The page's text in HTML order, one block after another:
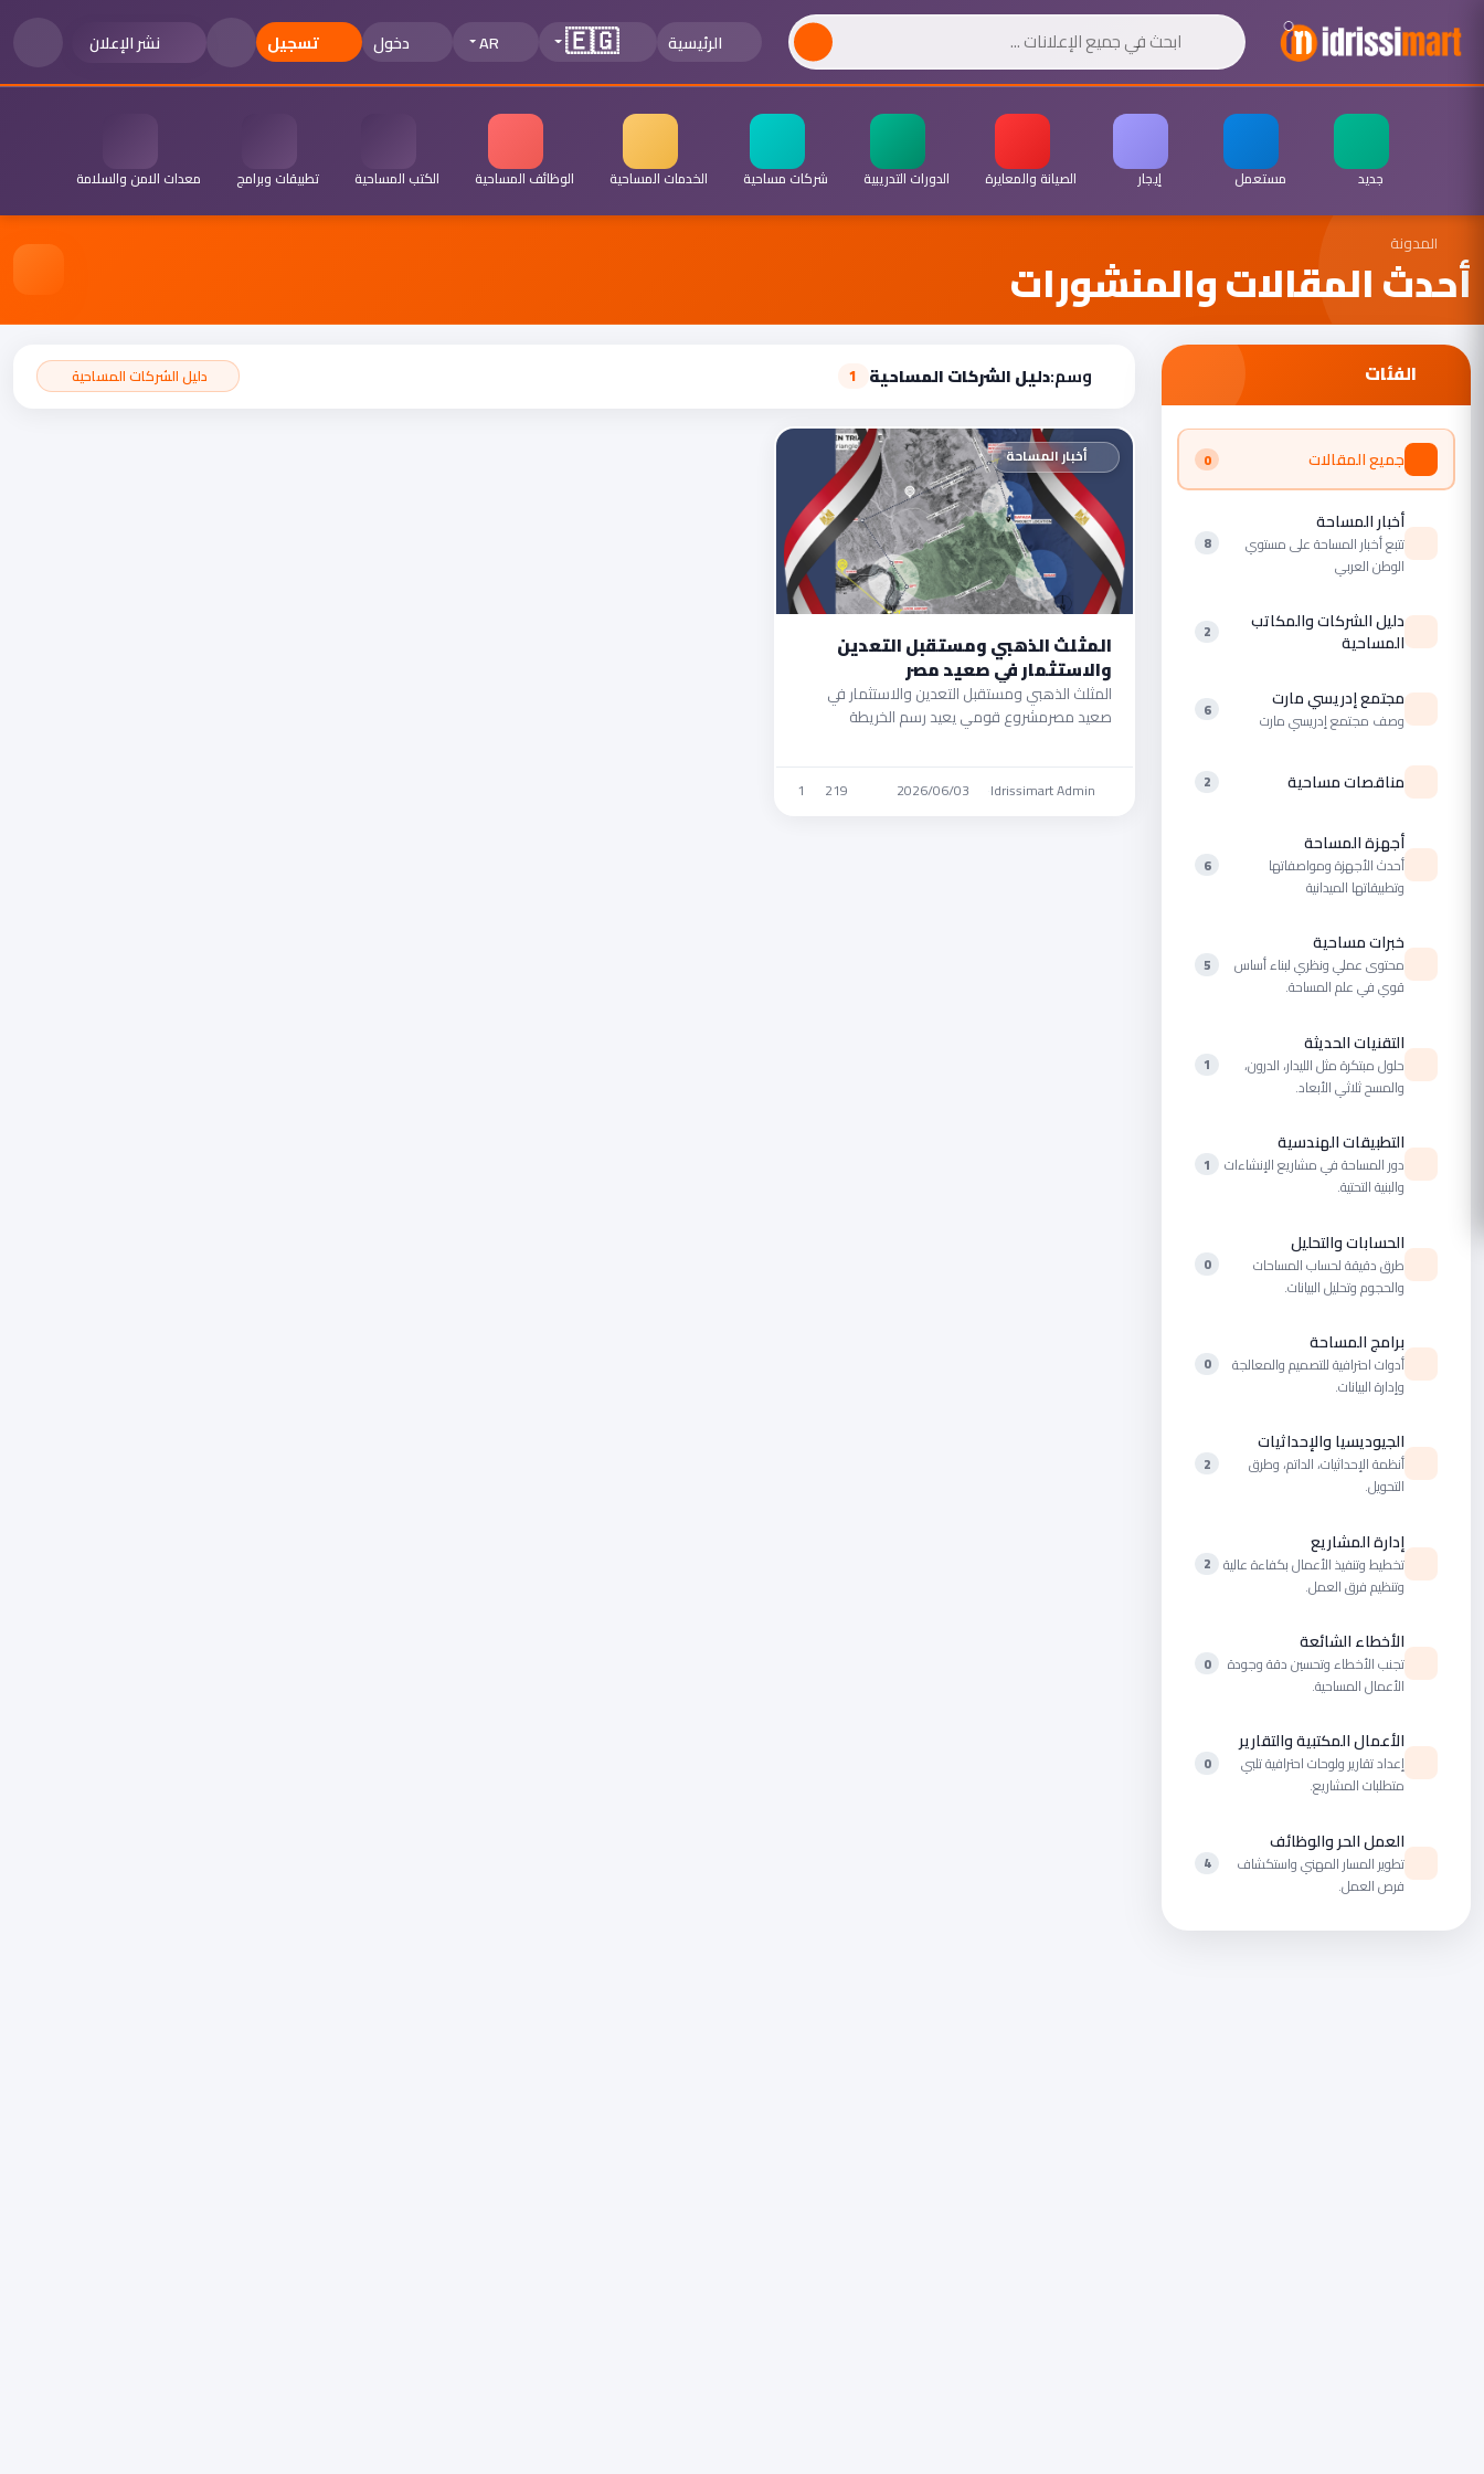
الرئيسية 🇪🇬
AR دخول تسجيل نشر الإعلان
جديد مستعمل إيجار الصيانة والمعايرة الدورات التدريبية شركات مساحية الخدمات المساحية الوظائف المساحية الكتب المساحية تطبيقات وبرامج معدات الامن والسلامة
المدونة
أحدث المقالات والمنشورات
الفئات
جميع المقالات 0
أخبار المساحة
تتبع أخبار المساحة على مستوي
الوطن العربي
8
دليل الشركات والمكاتب
المساحية 2
مجتمع إدريسي مارت
وصف مجتمع إدريسي مارت 6
مناقصات مساحية 2
أجهزة المساحة
أحدث الأجهزة ومواصفاتها
وتطبيقاتها الميدانية
6
خبرات مساحية
محتوى عملي ونظري لبناء أساس
قوي في علم المساحة.
5
التقنيات الحديثة
حلول مبتكرة مثل الليدار، الدرون،
والمسح ثلاثي الأبعاد.
1
التطبيقات الهندسية
دور المساحة في مشاريع الإنشاءات
والبنية التحتية.
1
الحسابات والتحليل
طرق دقيقة لحساب المساحات
والحجوم وتحليل البيانات.
0
برامج المساحة
أدوات احترافية للتصميم والمعالجة
وإدارة البيانات.
0
الجيوديسيا والإحداثيات
أنظمة الإحداثيات، الداتم، وطرق
التحويل.
2
إدارة المشاريع
تخطيط وتنفيذ الأعمال بكفاءة عالية
وتنظيم فرق العمل.
2
الأخطاء الشائعة
تجنب الأخطاء وتحسين دقة وجودة
الأعمال المساحية.
0
الأعمال المكتبية والتقارير
إعداد تقارير ولوحات احترافية تلبي
متطلبات المشاريع.
0
العمل الحر والوظائف
تطوير المسار المهني واستكشاف
فرص العمل.
4
وسم:دليل الشركات المساحية 1 دليل الشركات المساحية
أخبار المساحة
المثلث الذهبي ومستقبل التعدين
والاستثمار في صعيد مصر
المثلث الذهبي ومستقبل التعدين والاستثمار في
صعيد مصرمشروع قومي يعيد رسم الخريطة
Idrissimart Admin
2026/06/03